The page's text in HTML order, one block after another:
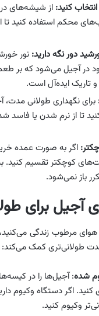
کنید: از شیشه‌های
محکم استفاده کنید تا
دور نگه دارید: نور
در آجیل می‌شود که بر طعم
ایده‌آل است.
برای نگهداری طولانی مدت،
تا از نرم شدن یا فاسد
اگر به صورت عمده
کوچکتر تقسیم کنید.
باز نمی‌شود.
آجیل برای
هوای مرطوب زندگی
طولانی‌تری کمک می‌کند:
شده: آجیل‌ها را در
اگر دستگاه وکیوم
وکیوم کنید.